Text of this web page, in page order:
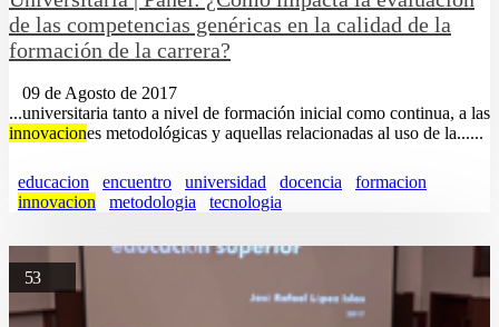
de las competencias genéricas en la calidad de la
formación de la carrera?
09 de Agosto de 2017
...universitaria tanto a nivel de formación inicial como continua, a las
innovaciones metodológicas y aquellas relacionadas al uso de la......
educacion encuentro universidad docencia
formacion
innovacion
metodologia tecnologia
53